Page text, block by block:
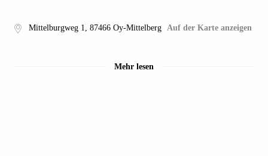
Mittelburgweg 1, 87466 Oy-Mittelberg Auf der Karte anzeigen
Mehr lesen